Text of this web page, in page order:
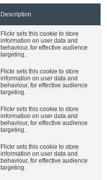
Description
Flickr sets this cookie to store
information on user data and
behaviour, for effective audience
targeting.
Flickr sets this cookie to store
information on user data and
behaviour, for effective audience
targeting.
Flickr sets this cookie to store
information on user data and
behaviour, for effective audience
targeting.
Flickr sets this cookie to store
information on user data and
behaviour, for effective audience
targeting.